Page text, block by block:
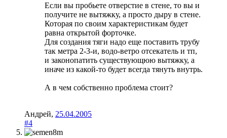
Если вы пробьете отверстие в стене, то вы и
получите не вытяжку, а просто дыру в стене.
Которая по своим характеристикам будет
равна открытой форточке.
Для создания тяги надо еще поставить трубу
так метра 2-3-и, водо-ветро отсекатель и тп,
и законопатить существующюю вытяжку, а
иначе из какой-то будет всегда тянуть внутрь.
А в чем собственно проблема стоит?
Андрей, 25.04.2005
#4